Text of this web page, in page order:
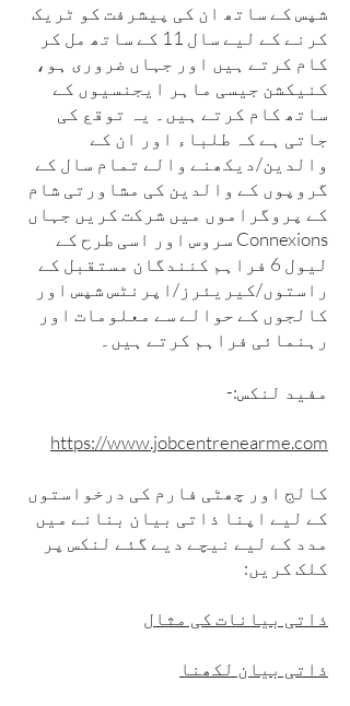
شپس کے ساتھ ان کی پیشرفت کو ٹریک
کرنے کے لیے سال 11 کے ساتھ مل کر
کام کرتے ہیں اور جہاں ضروری ہو،
کنیکشن جیسی ماہر ایجنسیوں کے
ساتھ کام کرتے ہیں۔ یہ توقع کی
جاتی ہے کہ طلباء اور ان کے
والدین/دیکھنے والے تمام سال کے
گروپوں کے والدین کی مشاورتی شام
کے پروگراموں میں شرکت کریں جہاں
Connexions سروس اور اسی طرح کے
لیول 6 فراہم کنندگان مستقبل کے
راستوں/کیریئرز/اپرنٹس شپس اور
کالجوں کے حوالے سے معلومات اور
رہنمائی فراہم کرتے ہیں۔
مفید لنکس:-
https://www.jobcentrenearme.com
کالج اور چھٹی فارم کی درخواستوں
کے لیے اپنا ذاتی بیان بنانے میں
مدد کے لیے نیچے دیے گئے لنکس پر
کلک کریں:
ذاتی بیانات کی مثال
ذاتی بیان لکھنا